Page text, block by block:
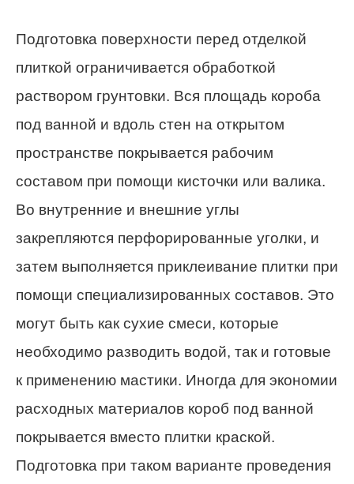
Подготовка поверхности перед отделкой
плиткой ограничивается обработкой
раствором грунтовки. Вся площадь короба
под ванной и вдоль стен на открытом
пространстве покрывается рабочим
составом при помощи кисточки или валика.
Во внутренние и внешние углы
закрепляются перфорированные уголки, и
затем выполняется приклеивание плитки при
помощи специализированных составов. Это
могут быть как сухие смеси, которые
необходимо разводить водой, так и готовые
к применению мастики. Иногда для экономии
расходных материалов короб под ванной
покрывается вместо плитки краской.
Подготовка при таком варианте проведения